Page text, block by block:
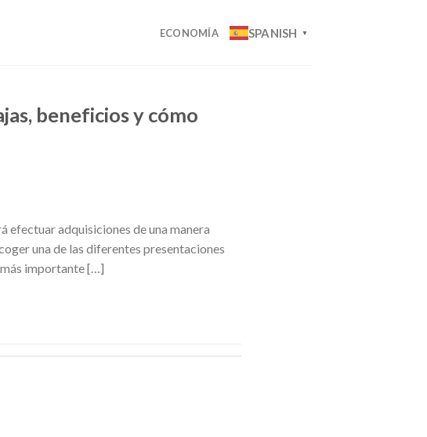
ECONOMÍA SPANISH ▼
beneficios y cómo
efectuar adquisiciones de una manera
una de las diferentes presentaciones
más importante […]